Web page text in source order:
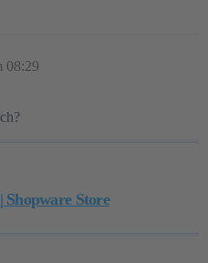
08:29
Shopware Store